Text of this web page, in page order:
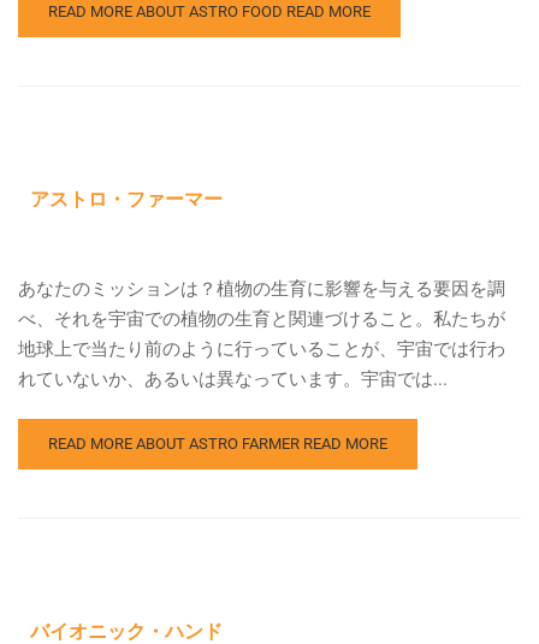
READ MORE ABOUT ASTRO FOOD READ MORE
アストロ・ファーマー
あなたのミッションは？植物の生育に影響を与える要因を調
べ、それを宇宙での植物の生育と関連づけること。私たちが
地球上で当たり前のように行っていることが、宇宙では行わ
れていないか、あるいは異なっています。宇宙では...
READ MORE ABOUT ASTRO FARMER READ MORE
バイオニック・ハンド